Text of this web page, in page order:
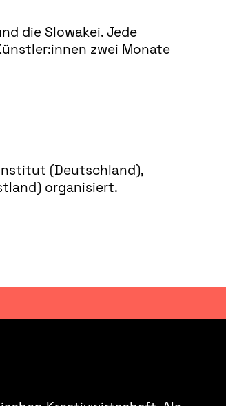
die Slowakei. Jede
zwei Monate
(Deutschland),
organisiert.